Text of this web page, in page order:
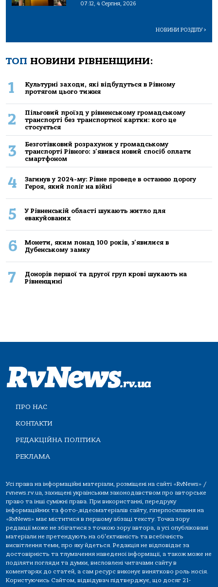
07:12, 4 Серпня, 2026
НОВИНИ РОЗДІЛУ>
ТОП НОВИНИ РІВНЕНЩИНИ:
1
Культурні заходи, які відбудуться в Рівному
протягом цього тижня
2
Пільговий проїзд у рівненському громадському
транспорті без транспортної картки: кого це
стосується
3
Безготівковий розрахунок у громадському
транспорті Рівного: з'явився новий спосіб оплати
смартфоном
4
Загинув у 2024-му: Рівне проведе в останню дорогу
Героя, який поліг на війні
5
У Рівненській області шукають житло для
евакуйованих
6
Монети, яким понад 100 років, з'явилися в
Дубенському замку
7
Донорів першої та другої груп крові шукають на
Рівненщині
ПРО НАС
КОНТАКТИ
РЕДАКЦІЙНА ПОЛІТИКА
РЕКЛАМА
Усі права на інформаційні матеріали, розміщені на сайті «RvNews» /
rvnews.rv.ua, захищені українським законодавством про авторське
право та інші суміжні права. При використанні, передруку
інформаційних та фото-,відеоматеріалів сайту, гіперпосилання на
«RvNews» має міститися в першому абзаці тексту. Точка зору
редакції може не збігатися з точкою зору автора, а усі опубліковані
матеріали не претендують на об'єктивність та всебічність
висвітлення теми, про яку йдеться. Редакція не відповідає за
достовірність та тлумачення наведеної інформації, а також може не
поділяти погляди та думки, висловлені читачами сайту в
коментарях до статей, а сам ресурс виконує винятково роль носія.
Користуючись Сайтом, відвідувач підтверджує, що досяг 21-